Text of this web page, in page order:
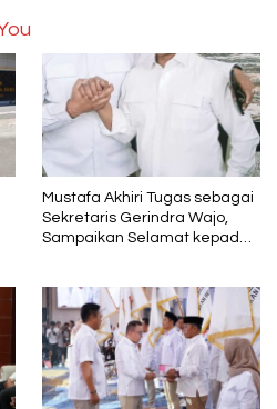
Mustafa Akhiri Tugas sebagai
Sekretaris Gerindra Wajo,
Sampaikan Selamat kepada